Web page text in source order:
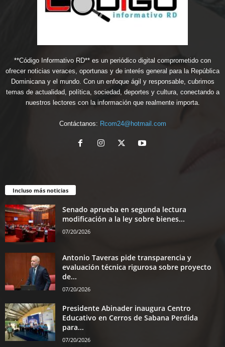
**Código Informativo RD** es un periódico digital comprometido con
ofrecer noticias veraces, oportunas y de interés general para la República
Dominicana y el mundo. Con un enfoque ágil y responsable, cubrimos
temas de actualidad, política, sociedad, deportes y cultura, conectando a
nuestros lectores con la información que realmente importa.
Contáctanos: Rcom24@hotmail.com
Incluso más noticias
Senado aprueba en segunda lectura
modificación a la ley sobre bienes...
07/20/2026
Antonio Taveras pide transparencia y
evaluación técnica rigurosa sobre proyecto
de...
07/20/2026
Presidente Abinader inaugura Centro
Educativo en Cerros de Sabana Perdida
para...
07/20/2026